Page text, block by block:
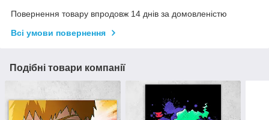
Повернення товару впродовж 14 днів за домовленістю
Всі умови повернення
Подібні товари компанії